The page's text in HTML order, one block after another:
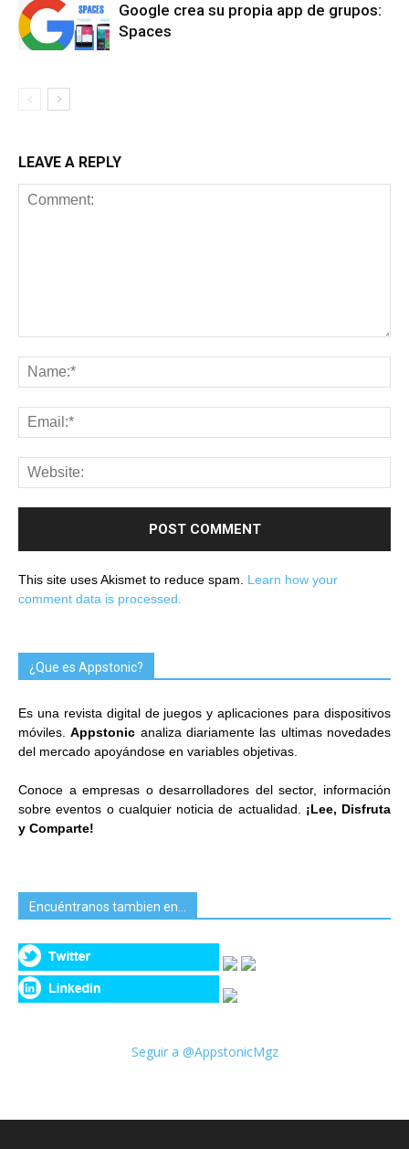
Google crea su propia app de grupos:
Spaces
LEAVE A REPLY
This site uses Akismet to reduce spam. Learn how your
comment data is processed.
¿Que es Appstonic?
Es una revista digital de juegos y aplicaciones para dispositivos
móviles.Appstonic analiza diariamente las ultimas novedades
del mercado apoyándose en variables objetivas.
Conoce a empresas o desarrolladores del sector, información
sobre eventos o cualquier noticia de actualidad. ¡Lee, Disfruta
y Comparte!
Encuéntranos tambien en…
Seguir a @AppstonicMgz